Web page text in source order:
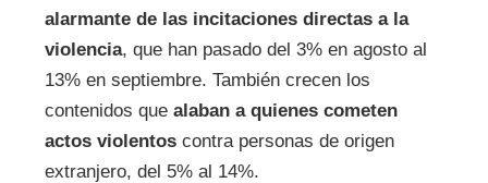
alarmante de las incitaciones directas a la
violencia, que han pasado del 3% en agosto al
13% en septiembre. También crecen los
contenidos que alaban a quienes cometen
actos violentoscontra personas de origen
extranjero, del 5% al 14%.